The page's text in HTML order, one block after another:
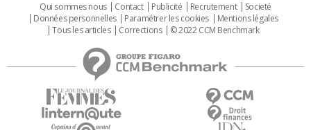
Qui sommes nous Contact Publicité Recrutement
Societé
Données personnelles
Paramétrer les cookies
Mentions légales
Tous les articles
Corrections © 2022 CCM Benchmark